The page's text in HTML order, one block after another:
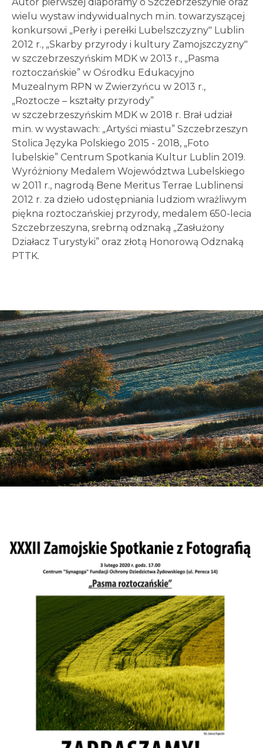
wielu wystaw indywidualnych m.in. towarzyszącej
konkursowi „Perły i perełki Lubelszczyzny" Lublin
2012 r., „Skarby przyrody i kultury Zamojszczyzny"
w szczebrzeszyńskim MDK w 2013 r., „Pasma
roztoczańskie” w Ośrodku Edukacyjno
Muzealnym RPN w Zwierzyńcu w 2013 r.,
„Roztocze – kształty przyrody”
w szczebrzeszyńskim MDK w 2018 r. Brał udział
m.in. w wystawach: „Artyści miastu” Szczebrzeszyn
Stolica Języka Polskiego 2015 - 2018, „Foto
lubelskie” Centrum Spotkania Kultur Lublin 2019.
Wyróżniony Medalem Województwa Lubelskiego
w 2011 r., nagrodą Bene Meritus Terrae Lublinensi
2012 r. za dzieło udostępniania ludziom wrażliwym
piękna roztoczańskiej przyrody, medalem 650-lecia
Szczebrzeszyna, srebrną odznaką „Zasłużony
Działacz Turystyki” oraz złotą Honorową Odznaką
PTTK.